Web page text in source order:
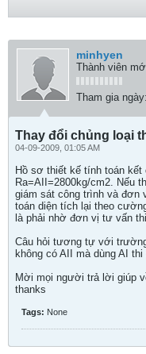
minhyen
Thành viên
Tham gia ngày:
Thay đổi chủng loại
04-09-2009, 01:05 AM
Hồ sơ thiết kế tính toán
Ra=AII=2800kg/cm2. Nếu
giám sát công trình và đơn
toán diện tích lại theo
là phải nhờ đơn vị tư vấn
Câu hỏi tương tự với
không có AII mà dùng AI
Mời mọi người trả lời giúp
thanks
Tags: None